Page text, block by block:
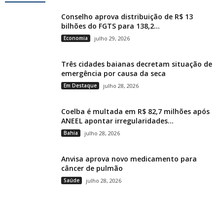
Conselho aprova distribuição de R$ 13
bilhões do FGTS para 138,2...
Economia julho 29, 2026
Três cidades baianas decretam situação de
emergência por causa da seca
Em Destaque julho 28, 2026
Coelba é multada em R$ 82,7 milhões após
ANEEL apontar irregularidades...
Bahia julho 28, 2026
Anvisa aprova novo medicamento para
câncer de pulmão
Saúde julho 28, 2026